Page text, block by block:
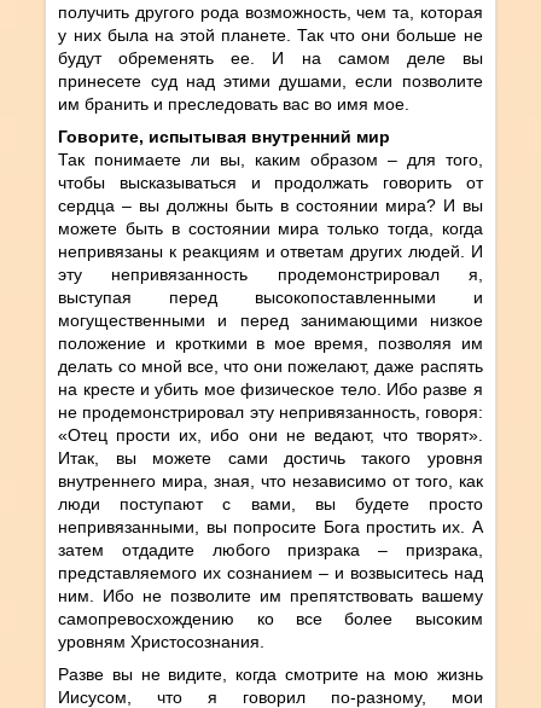
получить другого рода возможность, чем та, которая
у них была на этой планете. Так что они больше не
будут обременять ее. И на самом деле вы
принесете суд над этими душами, если позволите
им бранить и преследовать вас во имя мое.
Говорите, испытывая внутренний мир
Так понимаете ли вы, каким образом – для того,
чтобы высказываться и продолжать говорить от
сердца – вы должны быть в состоянии мира? И вы
можете быть в состоянии мира только тогда, когда
непривязаны к реакциям и ответам других людей. И
эту непривязанность продемонстрировал я,
выступая перед высокопоставленными и
могущественными и перед занимающими низкое
положение и кроткими в мое время, позволяя им
делать со мной все, что они пожелают, даже распять
на кресте и убить мое физическое тело. Ибо разве я
не продемонстрировал эту непривязанность, говоря:
«Отец прости их, ибо они не ведают, что творят».
Итак, вы можете сами достичь такого уровня
внутреннего мира, зная, что независимо от того, как
люди поступают с вами, вы будете просто
непривязанными, вы попросите Бога простить их. А
затем отдадите любого призрака – призрака,
представляемого их сознанием – и возвыситесь над
ним. Ибо не позволите им препятствовать вашему
самопревосхождению ко все более высоким
уровням Христосознания.
Разве вы не видите, когда смотрите на мою жизнь
Иисусом, что я говорил по-разному, мои